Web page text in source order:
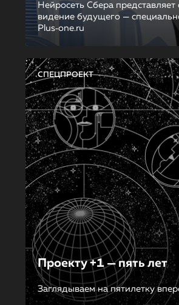
Нейросеть Сбера представляет
видение будущего —
Plus‑one.ru
СПЕЦПРОЕКТ
Проекту +1 — пять лет
Заглядываем на пятилетку